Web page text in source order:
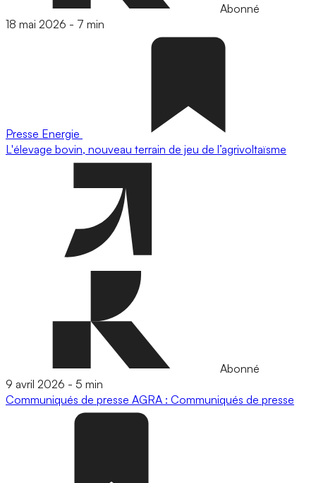
Abonné
18 mai 2026 - 7 min
Presse Energie
L'élevage bovin, nouveau terrain de jeu de l’agrivoltaïsme
Abonné
9 avril 2026 - 5 min
Communiqués de presse AGRA : Communiqués de presse